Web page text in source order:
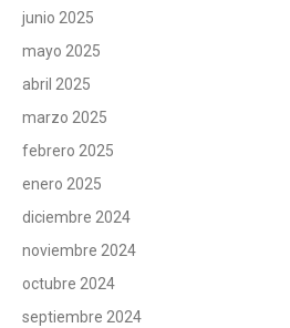
junio 2025
mayo 2025
abril 2025
marzo 2025
febrero 2025
enero 2025
diciembre 2024
noviembre 2024
octubre 2024
septiembre 2024